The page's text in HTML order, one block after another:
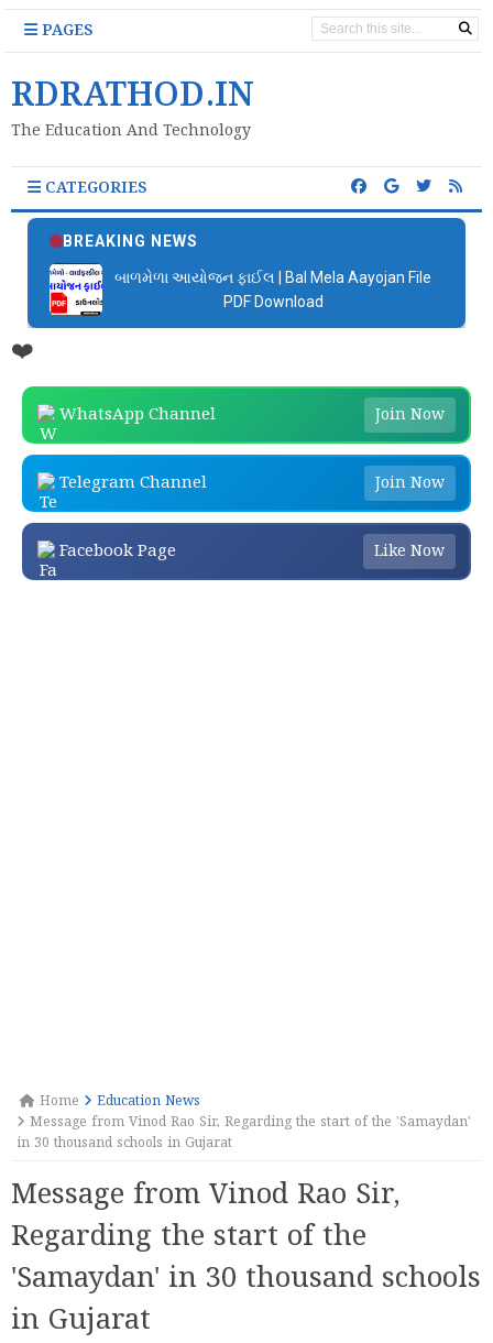
PAGES
RDRATHOD.IN
The Education And Technology
CATEGORIES
BREAKING NEWS
બાળમેળા આયોજન ફાઈલ | Bal Mela Aayojan File
PDF Download
❤️
WhatsApp Channel Join Now
Telegram Channel Join Now
Facebook Page Like Now
Home
Education News
Message from Vinod Rao Sir, Regarding the start of the 'Samaydan'
in 30 thousand schools in Gujarat
Message from Vinod Rao Sir,
Regarding the start of the
'Samaydan' in 30 thousand schools
in Gujarat